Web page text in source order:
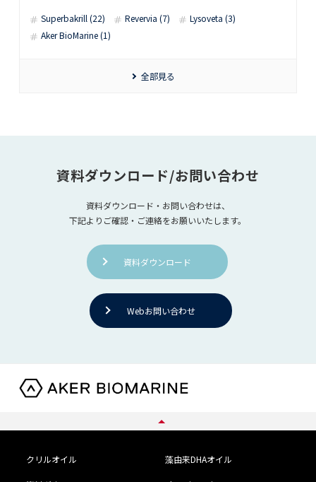
Superbakrill (22) Revervia (7)
Lysoveta (3)
Aker BioMarine (1)
全部見る
資料ダウンロード/お問い合わせ
資料ダウンロード・お問い合わせは、
下記よりご確認・ご連絡をお願いいたします。
資料ダウンロード
Webお問い合わせ
クリルオイル 藻由来DHAオイル